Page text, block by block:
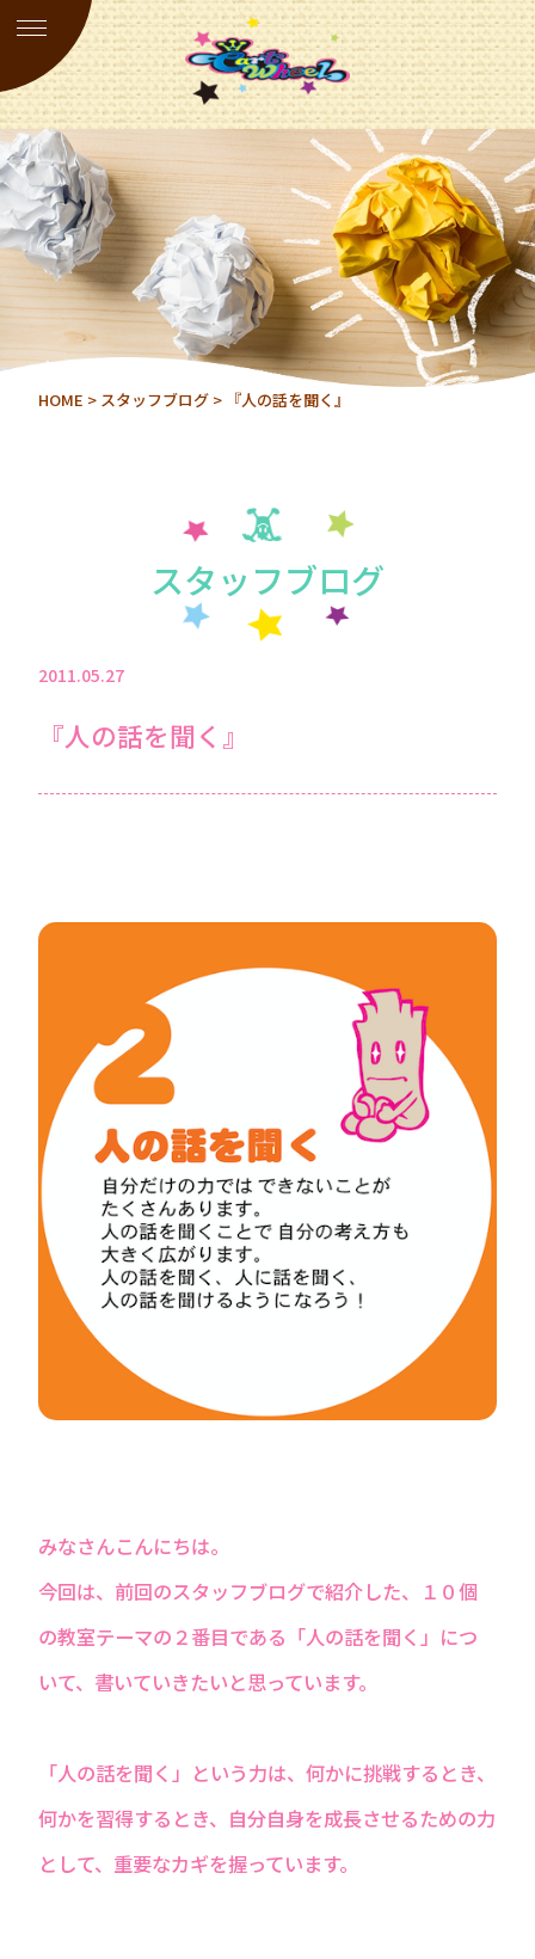
HOME > スタッフブログ > 『人の話を聞く』
スタッフブログ
2011.05.27
『人の話を聞く』
みなさんこんにちは。
今回は、前回のスタッフブログで紹介した、１０個
の教室テーマの２番目である「人の話を聞く」につ
いて、書いていきたいと思っています。
「人の話を聞く」という力は、何かに挑戦するとき、
何かを習得するとき、自分自身を成長させるための力
として、重要なカギを握っています。